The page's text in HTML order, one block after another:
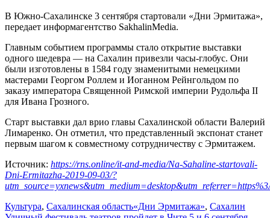
В Южно-Сахалинске 3 сентября стартовали «Дни Эрмитажа»,
передает информагентство SakhalinMedia.
Главным событием программы стало открытие выставки
одного шедевра — на Сахалин привезли часы-глобус. Они
были изготовлены в 1584 году знаменитыми немецкими
мастерами Георгом Роллем и Иоганном Рейнгольдом по
заказу императора Священной Римской империи Рудольфа II
для Ивана Грозного.
Старт выставки дал врио главы Сахалинской области Валерий
Лимаренко. Он отметил, что представленный экспонат станет
первым шагом к совместному сотрудничеству с Эрмитажем.
Источник: https://rns.online/it-and-media/Na-Sahaline-startovali-
Dni-Ermitazha-2019-09-03/?
Культура, Сахалинская область«Дни Эрмитажа», Сахалин